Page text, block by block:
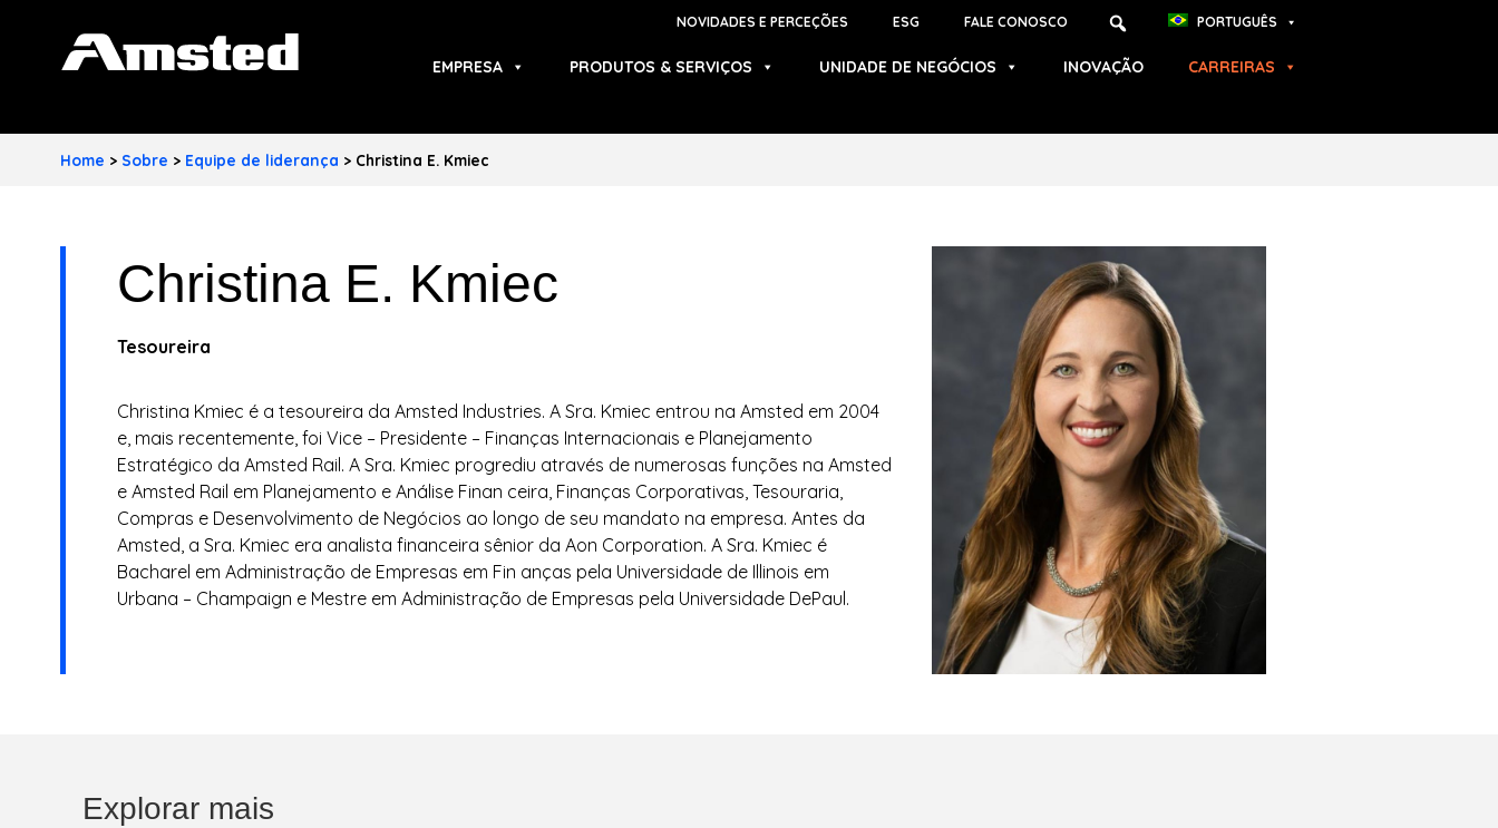
NOVIDADES E PERCEÇÕES ESG FALE CONOSCO PORTUGUÊS
A
S
EMPRESA PRODUTOS & SERVIÇOS UNIDADE DE NEGÓCIOS INOVAÇÃO CARREIRAS
Home > Sobre > Equipe de liderança > Christina E. Kmiec
Christina E. Kmiec
Tesoureira
Christina Kmiec é a tesoureira da Amsted Industries. A Sra. Kmiec entrou na Amsted em 2004
e, mais recentemente, foi Vice – Presidente – Finanças Internacionais e Planejamento
Estratégico da Amsted Rail. A Sra. Kmiec progrediu através de numerosas funções na Amsted
e Amsted Rail em Planejamento e Análise Finan ceira, Finanças Corporativas, Tesouraria,
Compras e Desenvolvimento de Negócios ao longo de seu mandato na empresa. Antes da
Amsted, a Sra. Kmiec era analista financeira sênior da Aon Corporation. A Sra. Kmiec é
Bacharel em Administração de Empresas em Fin anças pela Universidade de Illinois em
Urbana – Champaign e Mestre em Administração de Empresas pela Universidade DePaul.
Explorar mais